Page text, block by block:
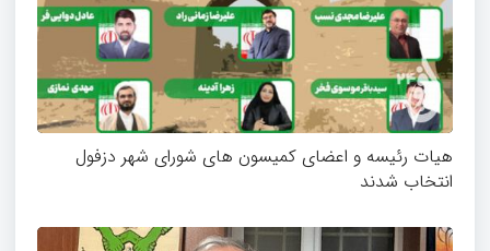
هیات رئیسه و اعضای کمیسون های شورای شهر دزفول
انتخاب شدند